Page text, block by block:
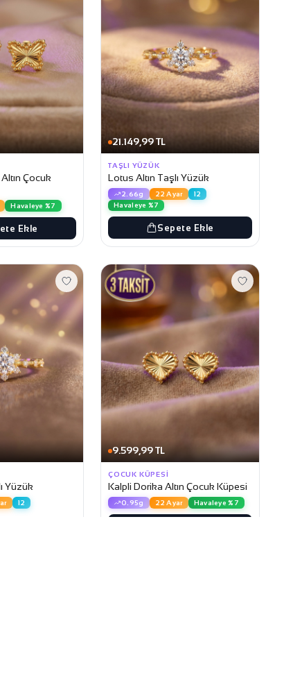
Çocuk
Havaleye %7
Ekle
21.149,99 TL
TAŞLI YÜZÜK
Lotus Altın Taşlı Yüzük
2.66g 22 Ayar
12
Havaleye %7
Sepete Ekle
Yüzük
12
9.599,99 TL
ÇOCUK KÜPESI
Kalpli Dorika Altın Çocuk Küpesi
0.95g 22 Ayar Havaleye %7